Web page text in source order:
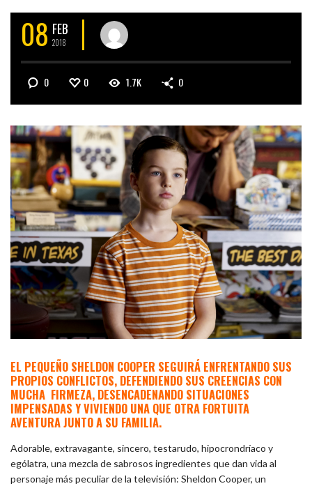
08 FEB
2018
0 0 1.7K 0
EL PEQUEÑO SHELDON COOPER SEGUIRÁ ENFRENTANDO SUS
PROPIOS CONFLICTOS, DEFENDIENDO SUS CREENCIAS CON
MUCHA FIRMEZA, DESENCADENANDO SITUACIONES
IMPENSADAS Y VIVIENDO UNA QUE OTRA FORTUITA
AVENTURA JUNTO A SU FAMILIA.
Adorable, extravagante, sincero, testarudo, hipocrondríaco y
ególatra, una mezcla de sabrosos ingredientes que dan vida al
personaje más peculiar de la televisión: Sheldon Cooper, un